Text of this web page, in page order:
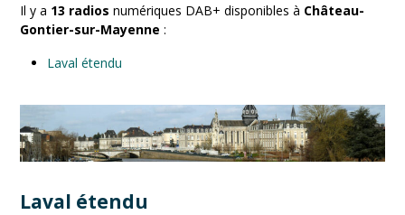
Il y a 13 radios numériques DAB+ disponibles à Château-
Gontier-sur-Mayenne :
Laval étendu
Laval étendu